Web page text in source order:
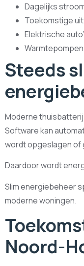
Dagelijks
Toekomstige
Elektrische
Warmtepompen
Steeds
Moderne
Software kan
wordt opgeslagen of
Daardoor wordt
Slim energiebeheer
moderne woningen.
Noord-